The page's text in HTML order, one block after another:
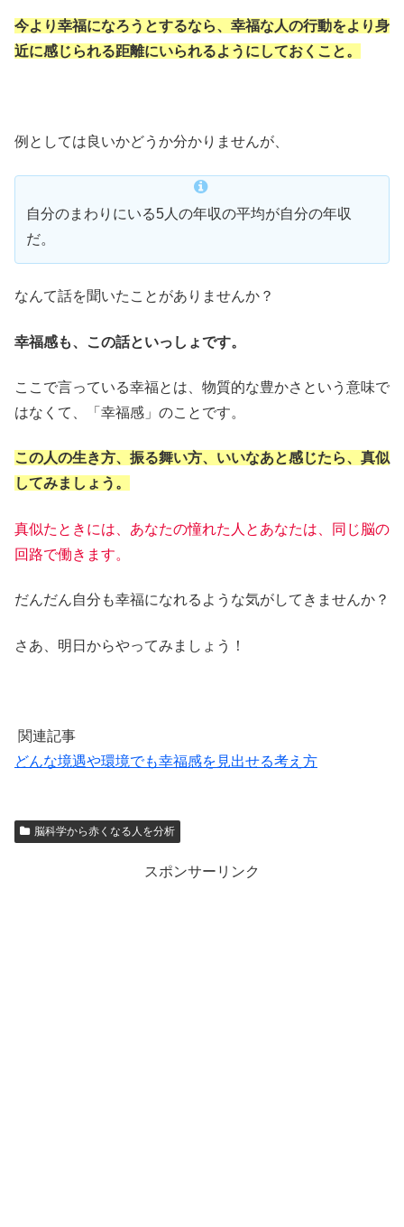
今より幸福になろうとするなら、幸福な人の行動をより身
近に感じられる距離にいられるようにしておくこと。
例としては良いかどうか分かりませんが、
自分のまわりにいる5人の年収の平均が自分の年収
だ。
なんて話を聞いたことがありませんか？
幸福感も、この話といっしょです。
ここで言っている幸福とは、物質的な豊かさという意味で
はなくて、「幸福感」のことです。
この人の生き方、振る舞い方、いいなあと感じたら、真似
してみましょう。
真似たときには、あなたの憧れた人とあなたは、同じ脳の
回路で働きます。
だんだん自分も幸福になれるような気がしてきませんか？
さあ、明日からやってみましょう！
関連記事
どんな境遇や環境でも幸福感を見出せる考え方
脳科学から赤くなる人を分析
スポンサーリンク